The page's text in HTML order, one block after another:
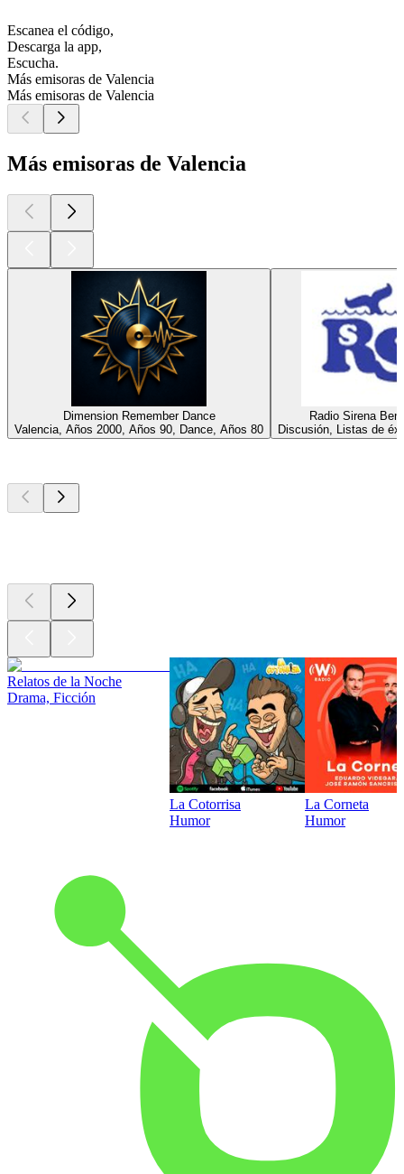
Escanea el código,
Descarga la app,
Escucha.
Más emisoras de Valencia
Más emisoras de Valencia
Más emisoras de Valencia
Dimension Remember Dance
Valencia, Años 2000, Años 90, Dance, Años 80
Radio Sirena
Discusión, Listas de
Relatos de la Noche
Drama, Ficción
La Cotorrisa
Humor
La Corneta
Humor